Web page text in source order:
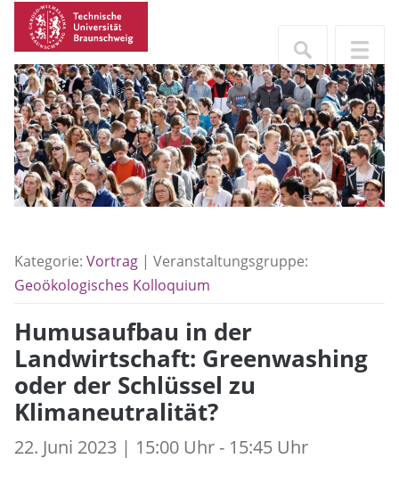
Kategorie: Vortrag | Veranstaltungsgruppe:
Geoökologisches Kolloquium
Humusaufbau in der
Landwirtschaft: Greenwashing
oder der Schlüssel zu
Klimaneutralität?
22. Juni 2023 | 15:00 Uhr - 15:45 Uhr